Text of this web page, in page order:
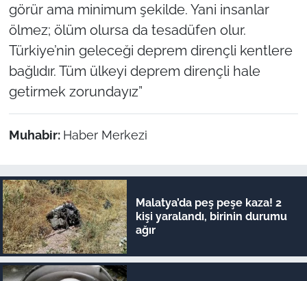
görür ama minimum şekilde. Yani insanlar
ölmez; ölüm olursa da tesadüfen olur.
Türkiye’nin geleceği deprem dirençli kentlere
bağlıdır. Tüm ülkeyi deprem dirençli hale
getirmek zorundayız”
Muhabir: Haber Merkezi
Malatya’da peş peşe kaza! 2
kişi yaralandı, birinin durumu
ağır